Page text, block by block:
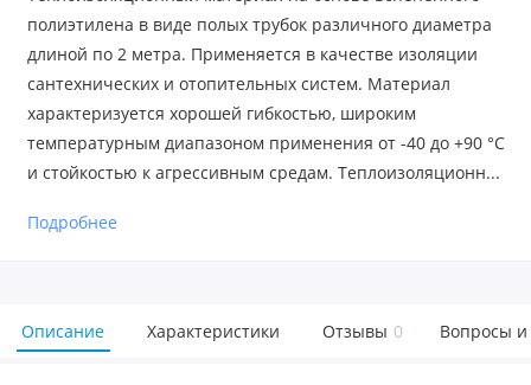
полиэтилена в виде полых трубок различного диаметра
длиной по 2 метра. Применяется в качестве изоляции
сантехнических и отопительных систем. Материал
характеризуется хорошей гибкостью, широким
температурным диапазоном применения от -40 до +90 °С
и стойкостью к агрессивным средам. Теплоизоляционн...
Подробнее
Описание Характеристики Отзывы 0 Вопросы и